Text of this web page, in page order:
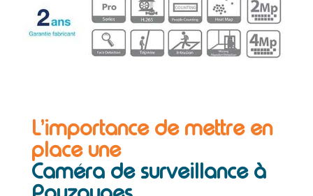
L’importance de mettre en
place une
Caméra de surveillance à